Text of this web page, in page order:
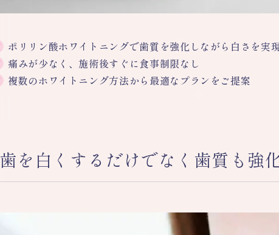
ポリリン酸ホワイトニングで歯質を強化しながら白さを実
痛みが少なく、施術後すぐに食事制限なし
複数のホワイトニング方法から最適なプランをご提案
歯を白くするだけでなく歯質も強